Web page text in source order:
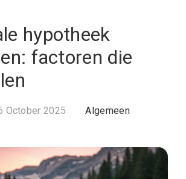
hypotheek
factoren die
October 2025 Algemeen